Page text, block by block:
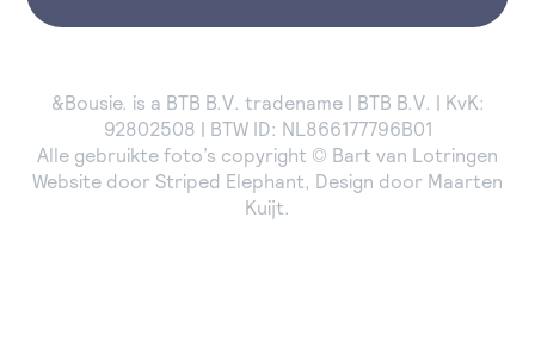
&Bousie. is a BTB B.V. tradename | BTB B.V. | KvK:
92802508 | BTW ID: NL866177796B01
Alle gebruikte foto’s copyright © Bart van Lotringen
Website door Striped Elephant, Design door Maarten
Kuijt.